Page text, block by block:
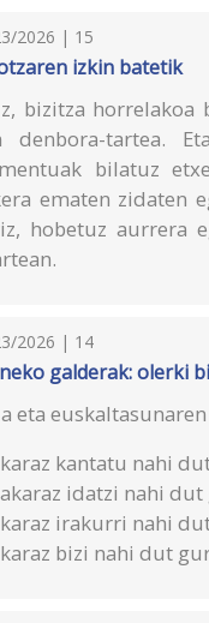
2026 | 15
izkin batetik
bizitza
denbora-tartea.
bilatuz
ematen zidaten
hobetuz aurrera
2026 | 14
galderak: olerki
eta
kantatu nahi
idatzi nahi dut
irakurri nahi
bizi nahi dut